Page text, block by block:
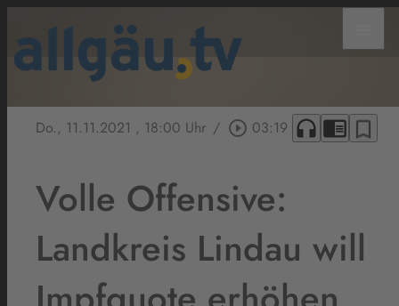
Do., 11.11.2021 , 18:00 Uhr / play_circle_outline 03:19 headphones chrome_reader_mode bookmark_border
Volle Offensive:
Landkreis Lindau will